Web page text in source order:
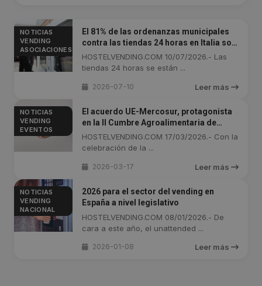
NOTICIAS
VENDING
ASOCIACIONES
El 81% de las ordenanzas municipales
contra las tiendas 24 horas en Italia son
desestimadas
HOSTELVENDING.COM 10/07/2026.- Las
tiendas 24 horas se están ...
2026-07-10 Leer más
NOTICIAS
VENDING
EVENTOS
El acuerdo UE-Mercosur, protagonista
en la II Cumbre Agroalimentaria de
Barcelona
HOSTELVENDING.COM 17/03/2026.- Con la
celebración de la ...
2026-03-17 Leer más
NOTICIAS
VENDING
NACIONAL
2026 para el sector del vending en
España a nivel legislativo
HOSTELVENDING.COM 08/01/2026.- De
cara a este año, el unattended ...
2026-01-08 Leer más